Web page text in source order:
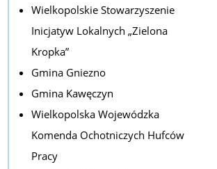
Wielkopolskie Stowarzyszenie
Inicjatyw Lokalnych „Zielona
Kropka”
Gmina Gniezno
Gmina Kawęczyn
Wielkopolska Wojewódzka
Komenda Ochotniczych Hufców
Pracy